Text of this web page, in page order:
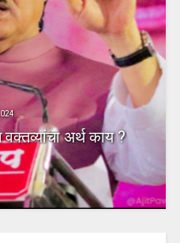
वक्तव्यांचा अर्थ काय ?